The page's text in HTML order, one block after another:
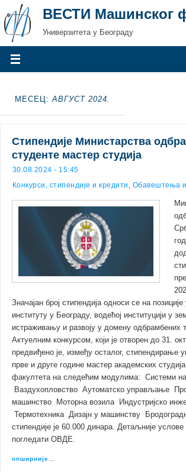
ВЕСТИ Машинског
Универзитета у Београду
МЕСЕЦ:АВГУСТ 2024.
Стипендије Министарства
студенте мастер студија
30.08.2024 - 15:45
Конкурси, стипендије и кредити , Обавештења
Значајан број стипендија односи се на
институту у Београду, водећој институцији у
истраживању и развоју у домену одбрамбених
Актуелним конкурсом, који је отворен до 31.
предвиђено је, између осталог, стипендирање
прве и друге године мастер академских
факултета на следећим модулима: Системи
Ваздухопловство Аутоматско управљање
машинство Моторна возила Индустријско
Термотехника Дизајн у машинству
стипендије је 60.000 динара. Детаљније
погледати ОВДЕ.
опширније…